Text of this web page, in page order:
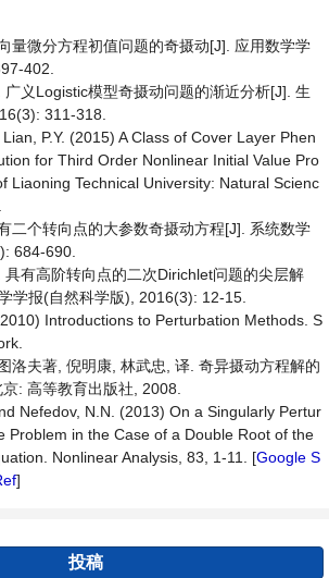
量微分方程初值问题的奇摄动[J]. 应用数学学
402.
义Logistic模型奇摄动问题的渐近分析[J]. 生
311-318.
P.Y. (2015) A Class of Cover Layer Phen
for Third Order Nonlinear Initial Value Pro
Liaoning Technical University: Natural Scienc
二个转向点的大参数奇摄动方程[J]. 系统数学
684-690.
具有高阶转向点的二次Dirichlet问题的尖层解
学报(自然科学版), 2016(3): 12-15.
Introductions to Perturbation Methods. S
洛夫著, 倪明康, 林武忠, 译. 奇异摄动方程解的
: 高等教育出版社, 2008.
Nefedov, N.N. (2013) On a Singularly Pertur
Problem in the Case of a Double Root of the
Nonlinear Analysis, 83, 1-11. [Google S
]
投稿